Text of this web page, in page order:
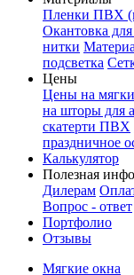
Пленки ПВХ
Окантовка
нитки
подсветка
Цены
Цены на
на шторы для
скатерти ПВХ
праздничное
Калькулятор
Полезная
Дилерам
Вопрос - ответ
Портфолио
Отзывы
Мягкие окна